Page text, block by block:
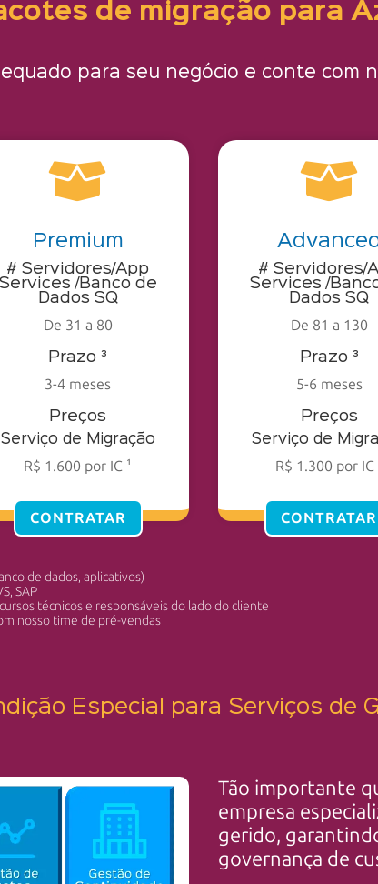
de migração para
para seu negócio e conte com

Premium
# Servidores/App
/Banco de
Dados SQ
De 31 a 80
Prazo ³
3-4 meses
Preços
Serviço de Migração
R$ 1.600 por IC ¹
CONTRATAR

Advanced
# Servidores/
Services /
Dados SQ
De 81 a 130
Prazo ³
5-6 meses
Preços
Serviço de
R$ 1.300 por IC
CONTRATAR
de dados, aplicativos)
SAP
técnicos e responsáveis do lado do cliente
nosso time de pré-vendas
Especial para Serviços de
Tão importante
empresa
gerido,
governança de